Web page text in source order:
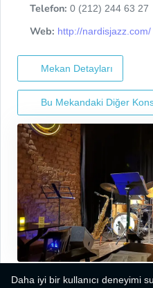
Telefon: 0 (212) 244 63 27
Web: http://nardisjazz.com/
Mekan Detayları
Bu Mekandaki Diğer
Daha iyi bir kullanıcı deneyimi